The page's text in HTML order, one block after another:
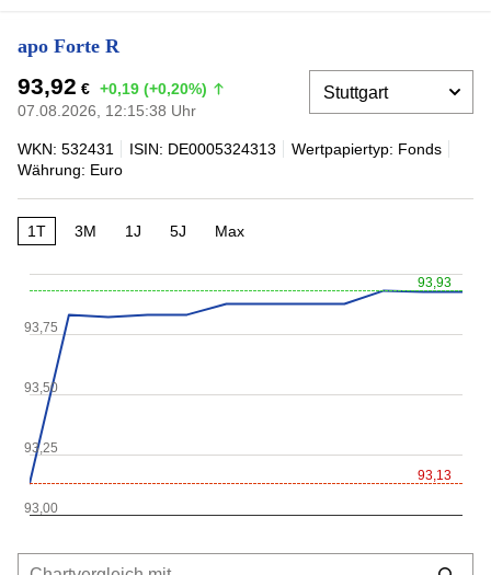
apo Forte R
93,92 € +0,19 (+0,20%)
07.08.2026, 12:15:38 Uhr
WKN: 532431 ISIN: DE0005324313
Wertpapiertyp: Fonds
Währung: Euro
1T 3M 1J 5J Max
93,93
93,13
93,00
93,25
93,50
93,75